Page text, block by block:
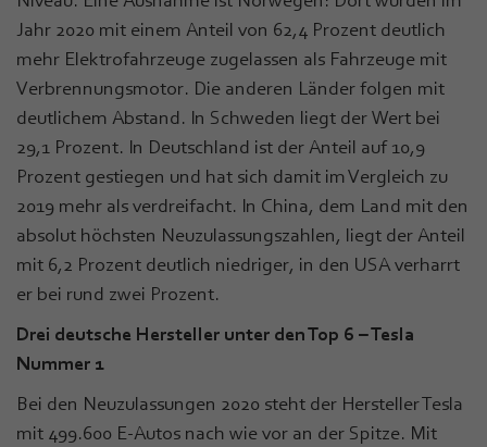
Jahr 2020 mit einem Anteil von 62,4 Prozent deutlich
mehr Elektrofahrzeuge zugelassen als Fahrzeuge mit
Verbrennungsmotor. Die anderen Länder folgen mit
deutlichem Abstand. In Schweden liegt der Wert bei
29,1 Prozent. In Deutschland ist der Anteil auf 10,9
Prozent gestiegen und hat sich damit im Vergleich zu
2019 mehr als verdreifacht. In China, dem Land mit den
absolut höchsten Neuzulassungszahlen, liegt der Anteil
mit 6,2 Prozent deutlich niedriger, in den USA verharrt
er bei rund zwei Prozent.
Drei deutsche Hersteller unter den Top 6 – Tesla
Nummer 1
Bei den Neuzulassungen 2020 steht der Hersteller Tesla
mit 499.600 E-Autos nach wie vor an der Spitze. Mit